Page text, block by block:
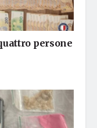
persone